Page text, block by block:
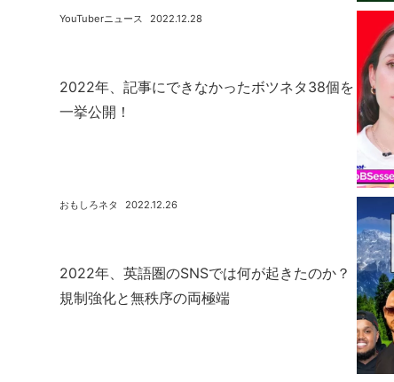
2022年、記事にできなかったボツネタ38個を
一挙公開！
2022.12.28
YouTuberニュース
2022年、英語圏のSNSでは何が起きたのか？
規制強化と無秩序の両極端
2022.12.26
おもしろネタ